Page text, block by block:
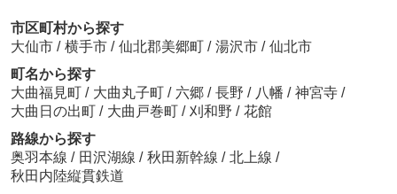
市区町村から探す
大仙市 / 横手市 / 仙北郡美郷町 / 湯沢市 / 仙北市
町名から探す
大曲福見町 / 大曲丸子町 / 六郷 / 長野 / 八幡 / 神宮寺 /
大曲日の出町 / 大曲戸巻町 / 刈和野 / 花館
路線から探す
奥羽本線 / 田沢湖線 / 秋田新幹線 / 北上線 /
秋田内陸縦貫鉄道